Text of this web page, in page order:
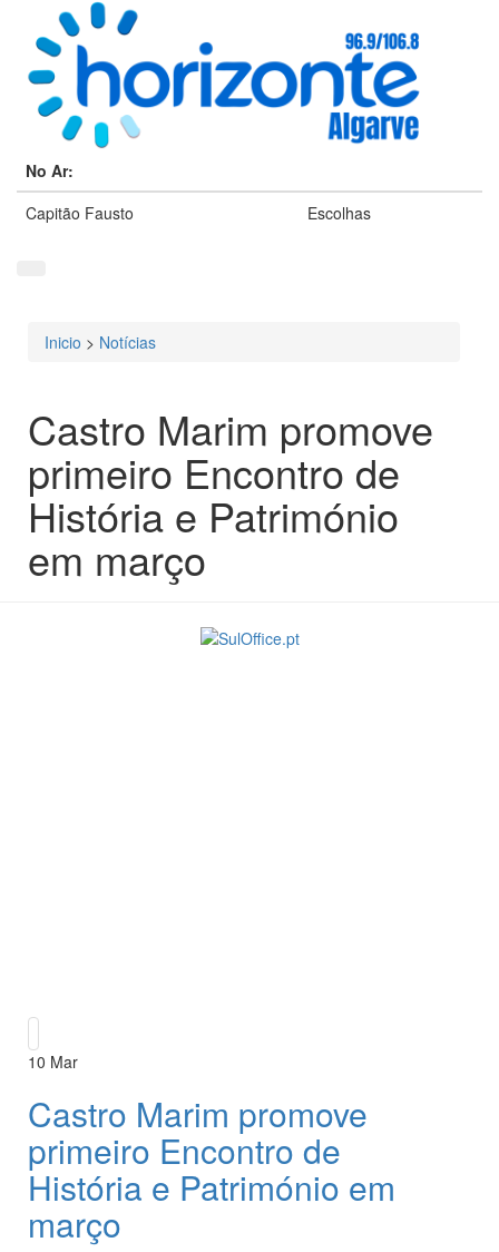
No Ar:
Capitão Fausto
Escolhas
Está aqui
Inicio > Notícias
Castro Marim promove
primeiro Encontro de
História e Património
em março
10 Mar
Castro Marim promove
primeiro Encontro de
História e Património em
março